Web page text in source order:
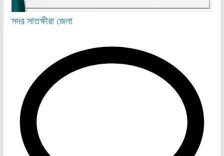
সদরসাতক্ষীরা জেলা